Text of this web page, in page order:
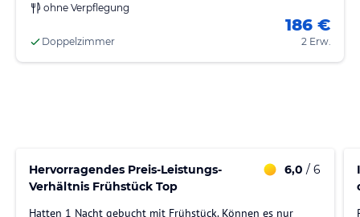
ohne Verpflegung
Doppelzimmer
186 €
2 Erw.
Hervorragendes Preis-Leistungs-
Verhältnis Frühstück Top
6,0 / 6
Hatten 1 Nacht gebucht mit Frühstück. Können es nur